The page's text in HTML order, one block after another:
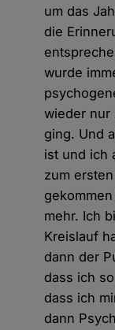
um das
die
wurde
wieder nur
ging. Und
ist und ich
zum
mehr. Ich
Kreislauf
dann der
dass ich
dass ich
dann